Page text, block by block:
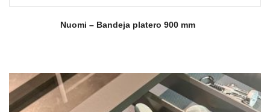
Nuomi – Bandeja platero 900 mm